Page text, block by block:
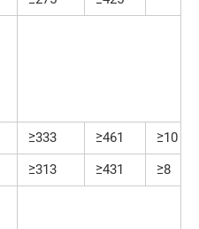
≥333 ≥461
≥10
≥313 ≥431
≥8